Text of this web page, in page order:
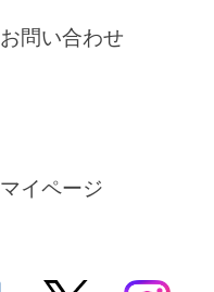
お問い合わせ
マイページ